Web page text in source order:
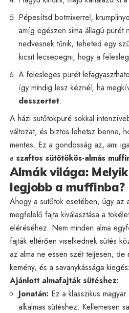
Pépesítsd botmixerrel,
amíg egészen sima állagú pürét
nedvesnek tűnik, teheted egy
kicsit lecsepegni, hogy a
A felesleges pürét
így mindig lesz kéznél, ha
desszertet.
A házi sütőtökpüré sokkal
változat, és biztos lehetsz benne,
mentes. Ez a gondosság az, ami
a szaftos sütőtökös-almás
Almák világa:
legjobb a muffinba?
Ahogy a sütőtök esetében, úgy az
megfelelő fajta kiválasztása a
eléréséhez. Nem minden alma
fajták eltérően viselkednek sütés
az alma ne essen szét teljesen, de
kemény, és a savanykássága
Ajánlott almafajták sütéshez:
Jonatán: Ez a klasszikus
alkalmas sütéshez. Kellemesen